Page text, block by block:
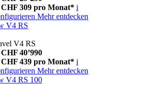
CHF 309 pro Monat* i
Mehr entdecken
V4 RS
V4 RS
40’990
CHF 439 pro Monat* i
Mehr entdecken
V4 RS 100